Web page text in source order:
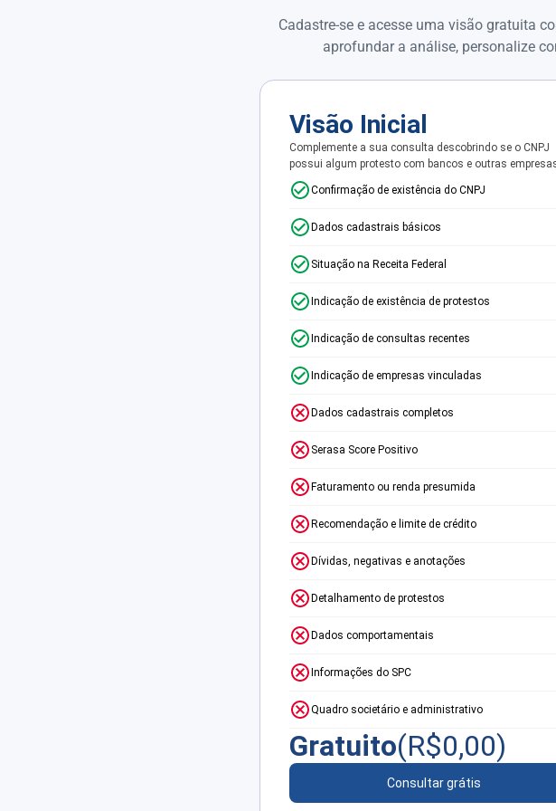
Cadastre-se e acesse uma visão gratuita
aprofundar a análise, personalize
Visão Inicial
Complemente a sua consulta descobrindo se o CNPJ
possui algum protesto com bancos e outras
Confirmação de existência do CNPJ
Dados cadastrais básicos
Situação na Receita Federal
Indicação de existência de protestos
Indicação de consultas recentes
Indicação de empresas vinculadas
Dados cadastrais completos
Serasa Score Positivo
Faturamento ou renda presumida
Recomendação e limite de crédito
Dívidas, negativas e anotações
Detalhamento de protestos
Dados comportamentais
Informações do SPC
Quadro societário e administrativo
Gratuito(R$0,00)
Consultar grátis